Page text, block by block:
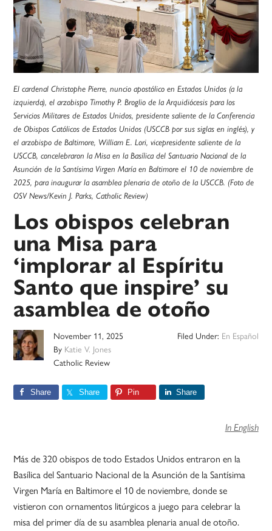
El cardenal Christophe Pierre, nuncio apostólico en Estados Unidos (a la
izquierda), el arzobispo Timothy P. Broglio de la Arquidiócesis para los
Servicios Militares de Estados Unidos, presidente saliente de la Conferencia
de Obispos Católicos de Estados Unidos (USCCB por sus siglas en inglés), y
el arzobispo de Baltimore, William E. Lori, vicepresidente saliente de la
USCCB, concelebraron la Misa en la Basílica del Santuario Nacional de la
Asunción de la Santísima Virgen María en Baltimore el 10 de noviembre de
2025, para inaugurar la asamblea plenaria de otoño de la USCCB. (Foto de
OSV News/Kevin J. Parks, Catholic Review)
Los obispos celebran
una Misa para
‘implorar al Espíritu
Santo que inspire’ su
asamblea de otoño
November 11, 2025
By Katie V. Jones
Catholic Review
Filed Under: En Español
Share Share Pin Share
In English
Más de 320 obispos de todo Estados Unidos entraron en la
Basílica del Santuario Nacional de la Asunción de la Santísima
Virgen María en Baltimore el 10 de noviembre, donde se
vistieron con ornamentos litúrgicos a juego para celebrar la
misa del primer día de su asamblea plenaria anual de otoño.